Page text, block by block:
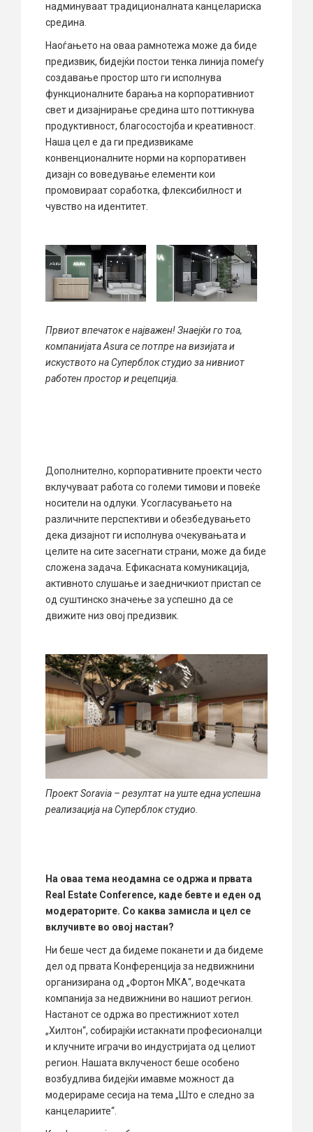
надминуваат традиционалната канцелариска
средина.
Наоѓањето на оваа рамнотежа може да биде
предизвик, бидејќи постои тенка линија помеѓу
создавање простор што ги исполнува
функционалните барања на корпоративниот
свет и дизајнирање средина што поттикнува
продуктивност, благосостојба и креативност.
Наша цел е да ги предизвикаме
конвенционалните норми на корпоративен
дизајн со воведување елементи кои
промовираат соработка, флексибилност и
чувство на идентитет.
Првиот впечаток е најважен! Знаејќи го тоа,
компанијата Asura се потпре на визијата и
искуството на Суперблок студио за нивниот
работен простор и рецепција.
Дополнително, корпоративните проекти често
вклучуваат работа со големи тимови и повеќе
носители на одлуки. Усогласувањето на
различните перспективи и обезбедувањето
дека дизајнот ги исполнува очекувањата и
целите на сите засегнати страни, може да биде
сложена задача. Ефикасната комуникација,
активното слушање и заедничкиот пристап се
од суштинско значење за успешно да се
движите низ овој предизвик.
Проект Soravia – резултат на уште една успешна
реализација на Суперблок студио.
На оваа тема неодамна се одржa и првата
Real Estate Conference, каде бевте и еден од
модераторите. Со каква замисла и цел се
вклучивте во овој настан?
Ни беше чест да бидеме поканети и да бидеме
дел од првата Конференција за недвижнини
организирана од „Фортон МКА“, водечката
компанија за недвижнини во нашиот регион.
Настанот се одржа во престижниот хотел
„Хилтон“, собирајќи истакнати професионалци
и клучните играчи во индустријата од целиот
регион. Нашата вклученост беше особено
возбудлива бидејќи имавме можност да
модерираме сесија на тема „Што е следно за
канцелариите“.